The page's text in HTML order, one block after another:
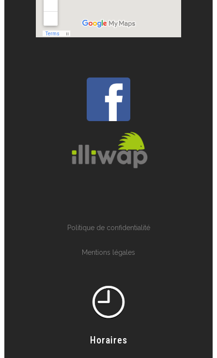
Politique de confidentialité
Mentions légales
Horaires